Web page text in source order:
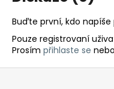
Buďte první, kdo
Pouze registrovaní
Prosím přihlaste se